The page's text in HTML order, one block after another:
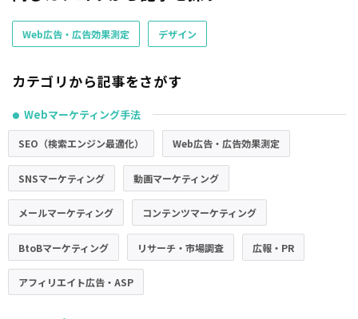
Web広告・広告効果測定 デザイン
カテゴリから記事をさがす
● Webマーケティング手法
SEO（検索エンジン最適化） Web広告・広告効果測定
SNSマーケティング 動画マーケティング
メールマーケティング コンテンツマーケティング
BtoBマーケティング リサーチ・市場調査 広報・PR
アフィリエイト広告・ASP